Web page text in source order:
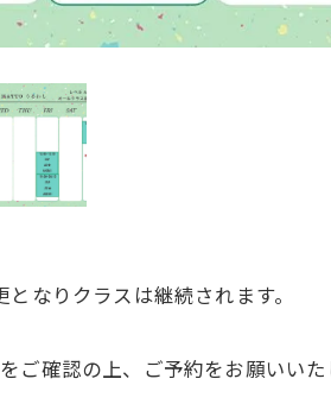
なりクラスは継続されます。
確認の上、ご予約をお願いいた